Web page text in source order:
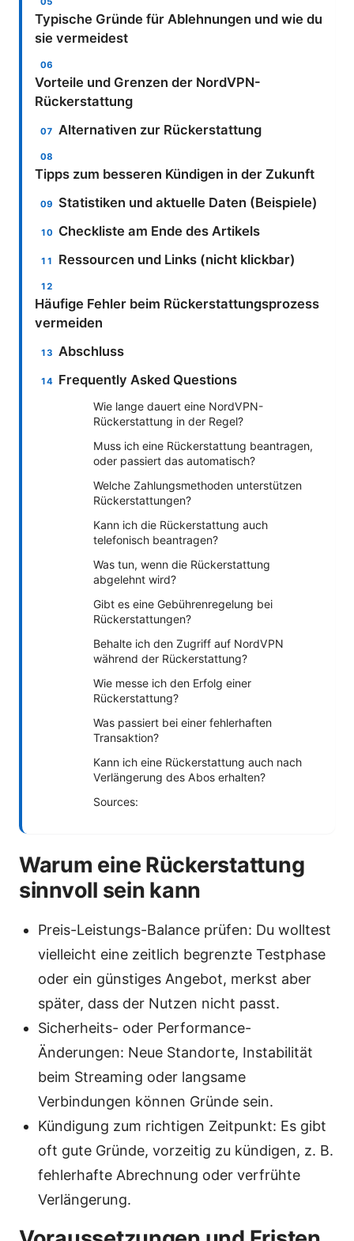
Typische Gründe für Ablehnungen und wie du
sie vermeidest
Vorteile und Grenzen der NordVPN-
Rückerstattung
Alternativen zur Rückerstattung
Tipps zum besseren Kündigen in der Zukunft
Statistiken und aktuelle Daten (Beispiele)
Checkliste am Ende des Artikels
Ressourcen und Links (nicht klickbar)
Häufige Fehler beim Rückerstattungsprozess
vermeiden
Abschluss
Frequently Asked Questions
Wie lange dauert eine NordVPN-
Rückerstattung in der Regel?
Muss ich eine Rückerstattung beantragen,
oder passiert das automatisch?
Welche Zahlungsmethoden unterstützen
Rückerstattungen?
Kann ich die Rückerstattung auch
telefonisch beantragen?
Was tun, wenn die Rückerstattung
abgelehnt wird?
Gibt es eine Gebührenregelung bei
Rückerstattungen?
Behalte ich den Zugriff auf NordVPN
während der Rückerstattung?
Wie messe ich den Erfolg einer
Rückerstattung?
Was passiert bei einer fehlerhaften
Transaktion?
Kann ich eine Rückerstattung auch nach
Verlängerung des Abos erhalten?
Sources:
Warum eine Rückerstattung
sinnvoll sein kann
Preis-Leistungs-Balance prüfen: Du wolltest
vielleicht eine zeitlich begrenzte Testphase
oder ein günstiges Angebot, merkst aber
später, dass der Nutzen nicht passt.
Sicherheits- oder Performance-
Änderungen: Neue Standorte, Instabilität
beim Streaming oder langsame
Verbindungen können Gründe sein.
Kündigung zum richtigen Zeitpunkt: Es gibt
oft gute Gründe, vorzeitig zu kündigen, z. B.
fehlerhafte Abrechnung oder verfrühte
Verlängerung.